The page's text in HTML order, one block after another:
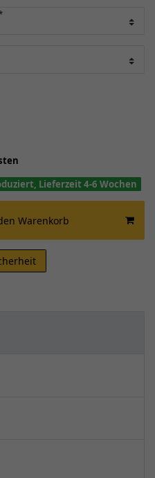
Lieferzeit 4-6 Wochen
Warenkorb